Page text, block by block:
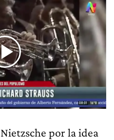
por la idea